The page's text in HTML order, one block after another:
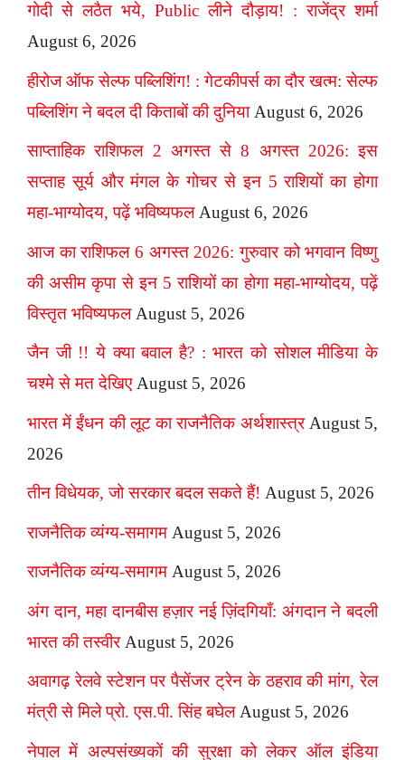
गोदी से लठैत भये, Public लीने दौड़ाय! : राजेंद्र शर्मा
August 6, 2026
हीरोज ऑफ सेल्फ पब्लिशिंग! : गेटकीपर्स का दौर खत्म: सेल्फ
पब्लिशिंग ने बदल दी किताबों की दुनिया August 6, 2026
साप्ताहिक राशिफल 2 अगस्त से 8 अगस्त 2026: इस
सप्ताह सूर्य और मंगल के गोचर से इन 5 राशियों का होगा
महा-भाग्योदय, पढ़ें भविष्यफल August 6, 2026
आज का राशिफल 6 अगस्त 2026: गुरुवार को भगवान विष्णु
की असीम कृपा से इन 5 राशियों का होगा महा-भाग्योदय, पढ़ें
विस्तृत भविष्यफल August 5, 2026
जैन जी !! ये क्या बवाल है? : भारत को सोशल मीडिया के
चश्मे से मत देखिए August 5, 2026
भारत में ईंधन की लूट का राजनैतिक अर्थशास्त्र August 5,
2026
तीन विधेयक, जो सरकार बदल सकते हैं! August 5, 2026
राजनैतिक व्यंग्य-समागम August 5, 2026
राजनैतिक व्यंग्य-समागम August 5, 2026
अंग दान, महा दानबीस हज़ार नई ज़िंदगियाँ: अंगदान ने बदली
भारत की तस्वीर August 5, 2026
अवागढ़ रेलवे स्टेशन पर पैसेंजर ट्रेन के ठहराव की मांग, रेल
मंत्री से मिले प्रो. एस.पी. सिंह बघेल August 5, 2026
नेपाल में अल्पसंख्यकों की सुरक्षा को लेकर ऑल इंडिया